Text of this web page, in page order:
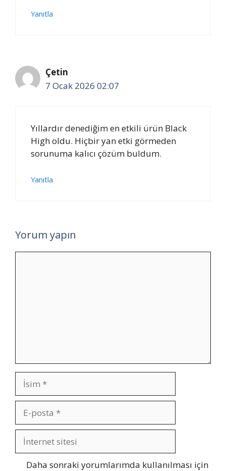
Yanıtla
Çetin
7 Ocak 2026 02:07
Yıllardır denediğim en etkili ürün Black
High oldu. Hiçbir yan etki görmeden
sorunuma kalıcı çözüm buldum.
Yanıtla
Yorum yapın
İsim
posta
İnternet
sitesi
Daha sonraki yorumlarımda kullanılması için